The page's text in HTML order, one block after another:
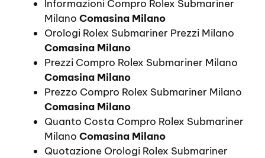
Informazioni Compro Rolex Submariner
Milano Comasina Milano
Orologi Rolex Submariner Prezzi Milano
Comasina Milano
Prezzi Compro Rolex Submariner Milano
Comasina Milano
Prezzo Compro Rolex Submariner Milano
Comasina Milano
Quanto Costa Compro Rolex Submariner
Milano Comasina Milano
Quotazione Orologi Rolex Submariner